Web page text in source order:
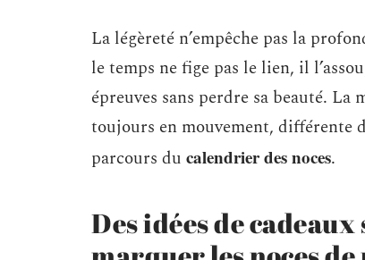
La légèreté n’empêche pas la
le temps ne fige pas le lien, il
épreuves sans perdre sa beauté.
toujours en mouvement, différente
parcours du calendrier des noces.
Des idées de